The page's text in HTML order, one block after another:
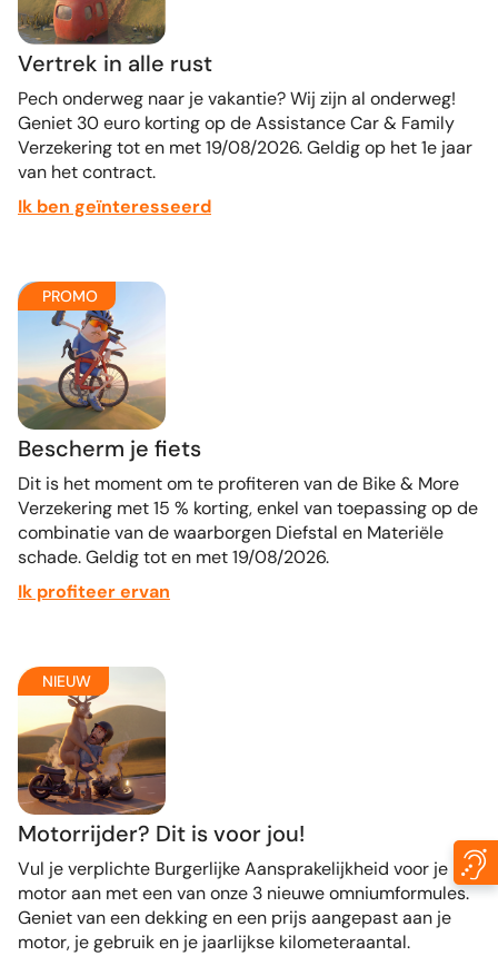
Vertrek in alle rust
Pech onderweg naar je vakantie? Wij zijn al onderweg!
Geniet 30 euro korting op de Assistance Car & Family
Verzekering tot en met 19/08/2026. Geldig op het 1e jaar
van het contract.
Ik ben geïnteresseerd
PROMO
Bescherm je fiets
Dit is het moment om te profiteren van de Bike & More
Verzekering met 15 % korting, enkel van toepassing op de
combinatie van de waarborgen Diefstal en Materiële
schade. Geldig tot en met 19/08/2026.
Ik profiteer ervan
NIEUW
Motorrijder? Dit is voor jou!
Vul je verplichte Burgerlijke Aansprakelijkheid voor je
motor aan met een van onze 3 nieuwe omniumformules.
Geniet van een dekking en een prijs aangepast aan je
motor, je gebruik en je jaarlijkse kilometeraantal.